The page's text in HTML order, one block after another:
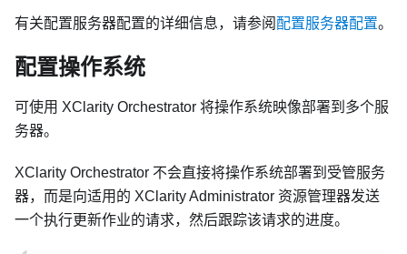
有关配置服务器配置的详细信息，请参阅 配置服务器配置。
配置操作系统
可使用 XClarity Orchestrator 将操作系统映像部署到多个服
务器。
XClarity Orchestrator 不会直接将操作系统部署到受管服务
器，而是向适用的 XClarity Administrator 资源管理器发送
一个执行更新作业的请求，然后跟踪该请求的进度。